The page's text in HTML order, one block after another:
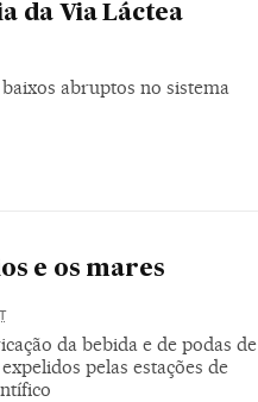
da Via Láctea
abruptos no sistema
e os mares
da bebida e de podas de
pelas estações de